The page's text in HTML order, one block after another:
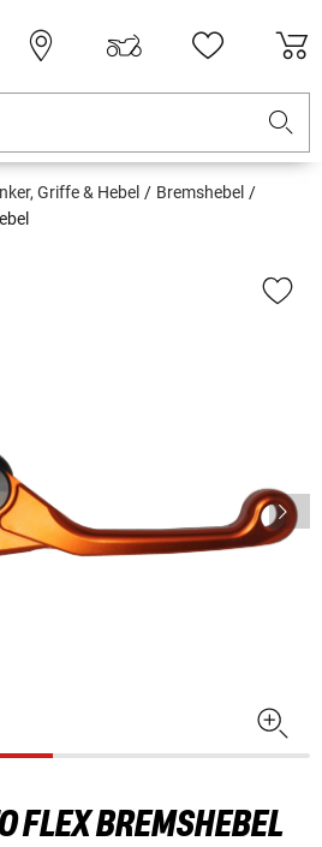
Griffe & Hebel
Bremshebel
FLEX BREMSHEBEL